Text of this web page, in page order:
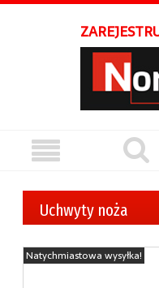
Uchwyty noża
Natychmiastowa wysyłka!